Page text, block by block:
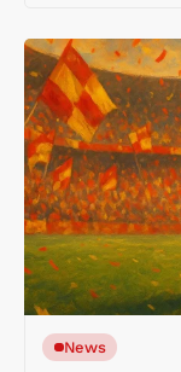
News